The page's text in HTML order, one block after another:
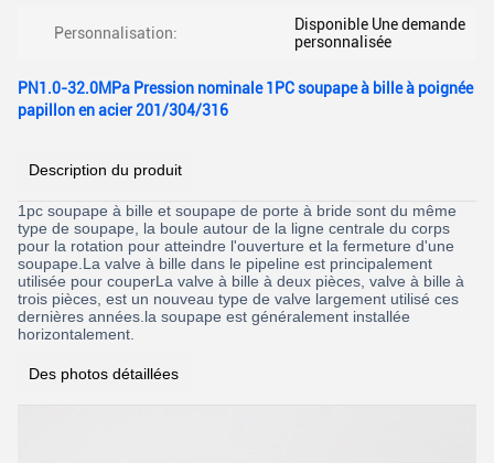
Personnalisation:
Disponible Une demande
personnalisée
PN1.0-32.0MPa Pression nominale 1PC soupape à bille à poignée
papillon en acier 201/304/316
Description du produit
1pc soupape à bille et soupape de porte à bride sont du même
type de soupape, la boule autour de la ligne centrale du corps
pour la rotation pour atteindre l'ouverture et la fermeture d'une
soupape.La valve à bille dans le pipeline est principalement
utilisée pour couperLa valve à bille à deux pièces, valve à bille à
trois pièces, est un nouveau type de valve largement utilisé ces
dernières années.la soupape est généralement installée
horizontalement.
Des photos détaillées